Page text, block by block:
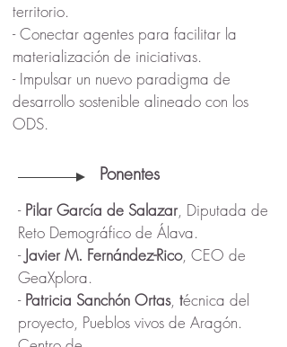
territorio.
- Conectar agentes para facilitar la
materialización de iniciativas.
- Impulsar un nuevo paradigma de
desarrollo sostenible alineado con los
ODS.
Ponentes
- Pilar García de Salazar, Diputada de
Reto Demográfico de Álava.
- Javier M. Fernández-Rico, CEO de
GeaXplora.
- Patricia Sanchón Ortas, técnica del
proyecto, Pueblos vivos de Aragón.